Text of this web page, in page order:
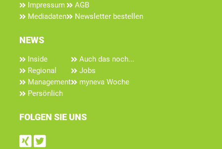
Impressum
Mediadaten
AGB
Newsletter bestellen
NEWS
Inside
Regional
Management
Persönlich
Auch das noch...
Jobs
myneva Woche
FOLGEN SIE UNS
Find us on Xing
Follow us on Twitter